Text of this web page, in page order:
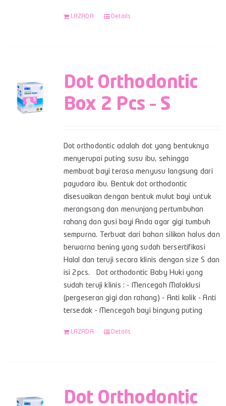
LAZADA Details
Dot Orthodontic
Box 2 Pcs – S
Dot orthodontic adalah dot yang bentuknya
menyerupai puting susu ibu, sehingga
membuat bayi terasa menyusu langsung dari
payudara ibu. Bentuk dot orthodontic
disesuaikan dengan bentuk mulut bayi untuk
merangsang dan menunjang pertumbuhan
rahang dan gusi bayi Anda agar gigi tumbuh
sempurna. Terbuat dari bahan silikon halus dan
berwarna bening yang sudah bersertifikasi
Halal dan teruji secara klinis dengan size S dan
isi 2pcs. Dot orthodontic Baby Huki yang
sudah teruji klinis : - Mencegah Maloklusi
(pergeseran gigi dan rahang) - Anti kolik - Anti
tersedak - Mencegah bayi bingung puting
LAZADA Details
Dot Orthodontic